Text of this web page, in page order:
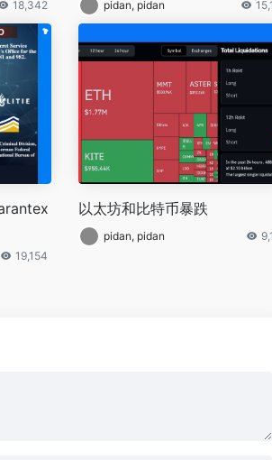
18,342 pidan, pidan
19,154
以太坊和比特币暴跌
pidan, pidan